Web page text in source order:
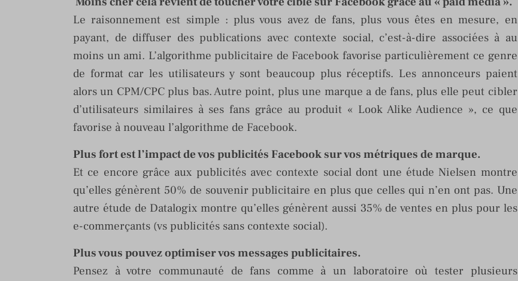
Le raisonnement est simple : plus vous avez de fans, plus vous êtes en mesure, en
payant, de diffuser des publications avec contexte social, c’est-à-dire associées à au
moins un ami. L’algorithme publicitaire de Facebook favorise particulièrement ce genre
de format car les utilisateurs y sont beaucoup plus réceptifs. Les annonceurs paient
alors un CPM/CPC plus bas. Autre point, plus une marque a de fans, plus elle peut cibler
d’utilisateurs similaires à ses fans grâce au produit « Look Alike Audience », ce que
favorise à nouveau l’algorithme de Facebook.
Plus fort est l’impact de vos publicités Facebook sur vos métriques de marque.
Et ce encore grâce aux publicités avec contexte social dont une étude Nielsen montre
qu’elles génèrent 50% de souvenir publicitaire en plus que celles qui n’en ont pas. Une
autre étude de Datalogix montre qu’elles génèrent aussi 35% de ventes en plus pour les
e-commerçants (vs publicités sans contexte social).
Plus vous pouvez optimiser vos messages publicitaires.
Pensez à votre communauté de fans comme à un laboratoire où tester plusieurs